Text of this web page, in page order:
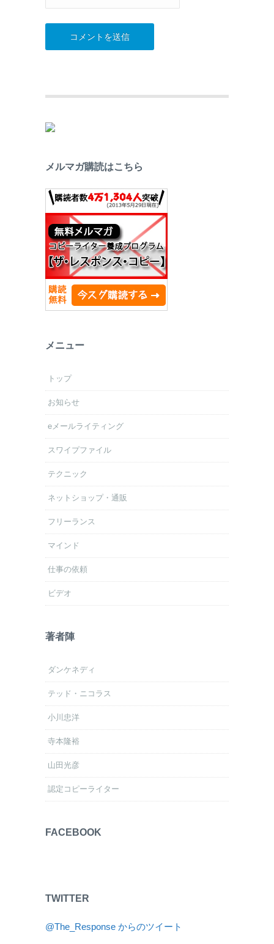
メルマガ購読はこちら
メニュー
トップ
お知らせ
eメールライティング
スワイプファイル
テクニック
ネットショップ・通販
フリーランス
マインド
仕事の依頼
ビデオ
著者陣
ダンケネディ
テッド・ニコラス
小川忠洋
寺本隆裕
山田光彦
認定コピーライター
FACEBOOK
TWITTER
@The_Response からのツイート